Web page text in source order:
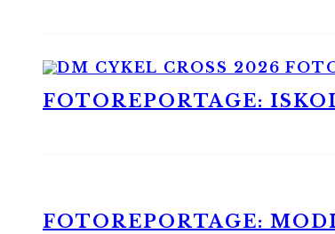
FOTOREPORTAGE:
FOTOREPORTAGE: